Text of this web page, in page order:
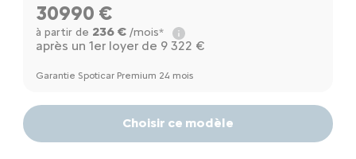
30990 €
à partir de 236 €/mois*
après un 1er loyer de 9 322 €
Garantie Spoticar Premium 24 mois
Choisir ce modèle